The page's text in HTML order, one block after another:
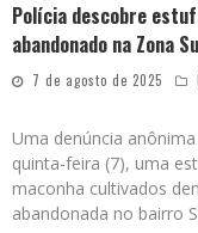
Polícia descobre
abandonado na Zona
7 de agosto de 2025
Uma denúncia
quinta-feira (7), uma
maconha cultivados
abandonada no bairro